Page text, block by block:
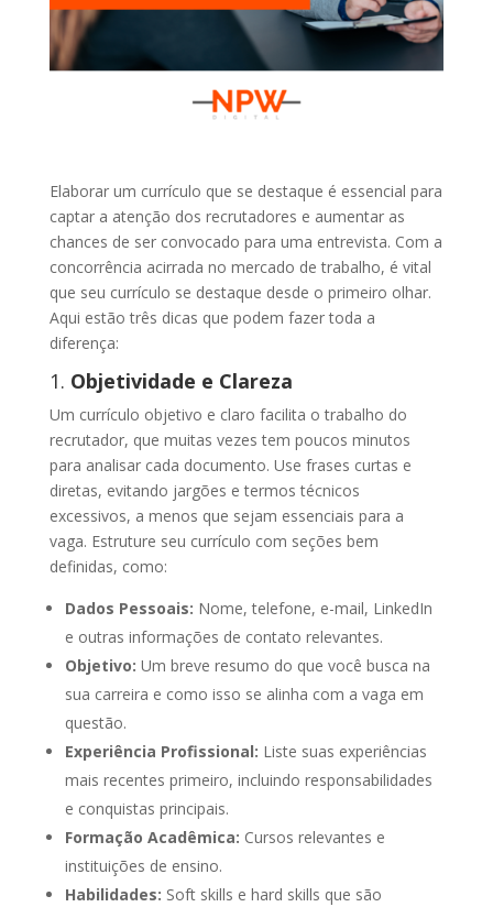
Elaborar um currículo que se destaque é essencial para
captar a atenção dos recrutadores e aumentar as
chances de ser convocado para uma entrevista. Com a
concorrência acirrada no mercado de trabalho, é vital
que seu currículo se destaque desde o primeiro olhar.
Aqui estão três dicas que podem fazer toda a
diferença:
1. Objetividade e Clareza
Um currículo objetivo e claro facilita o trabalho do
recrutador, que muitas vezes tem poucos minutos
para analisar cada documento. Use frases curtas e
diretas, evitando jargões e termos técnicos
excessivos, a menos que sejam essenciais para a
vaga. Estruture seu currículo com seções bem
definidas, como:
Dados Pessoais: Nome, telefone, e-mail, LinkedIn
e outras informações de contato relevantes.
Objetivo: Um breve resumo do que você busca na
sua carreira e como isso se alinha com a vaga em
questão.
Experiência Profissional: Liste suas experiências
mais recentes primeiro, incluindo responsabilidades
e conquistas principais.
Formação Acadêmica: Cursos relevantes e
instituições de ensino.
Habilidades: Soft skills e hard skills que são